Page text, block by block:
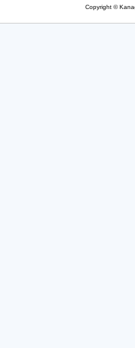
Copyright ©